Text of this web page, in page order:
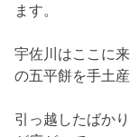
ます。
宇佐川はここに
の五平餅を手土
引っ越したばか